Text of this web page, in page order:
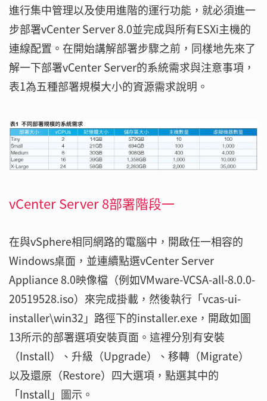
進行集中管理以及使用進階的運行功能，就必須進一
步部署vCenter Server 8.0並完成與所有ESXi主機的
連線配置。在開始講解部署步驟之前，同樣地先來了
解一下部署vCenter Server的系統需求與注意事項，
表1為五種部署規模大小的資源需求說明。
vCenter Server 8部署階段一
在與vSphere相同網路的電腦中，開啟任一相容的
Windows桌面，並連續點選vCenter Server
Appliance 8.0映像檔（例如VMware-VCSA-all-8.0.0-
20519528.iso）來完成掛載，然後執行「vcas-ui-
installer\win32」路徑下的installer.exe，開啟如圖
13所示的部署選項安裝頁面。這裡分別有安裝
（Install）、升級（Upgrade）、移轉（Migrate）
以及還原（Restore）四大選項，點選其中的
「Install」圖示。